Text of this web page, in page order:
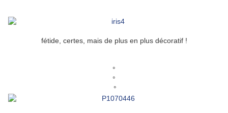
fétide, certes, mais de plus en plus décoratif !
°
°
°